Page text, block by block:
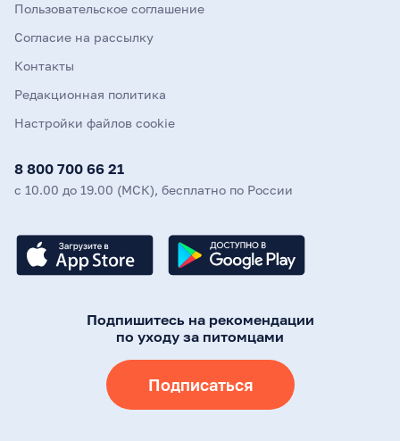
Пользовательское соглашение
Согласие на рассылку
Контакты
Редакционная политика
Настройки файлов cookie
8 800 700 66 21
с 10.00 до 19.00 (МСК), бесплатно по России
Подпишитесь на рекомендации
по уходу за питомцами
Подписаться